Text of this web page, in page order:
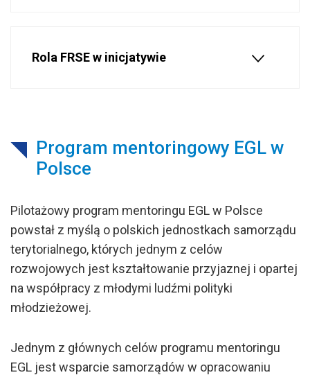
Rola FRSE w inicjatywie
Program mentoringowy EGL w
Polsce
Pilotażowy program mentoringu EGL w Polsce
powstał z myślą o polskich jednostkach samorządu
terytorialnego, których jednym z celów
rozwojowych jest kształtowanie przyjaznej i opartej
na współpracy z młodymi ludźmi polityki
młodzieżowej.
Jednym z głównych celów programu mentoringu
EGL jest wsparcie samorządów w opracowaniu